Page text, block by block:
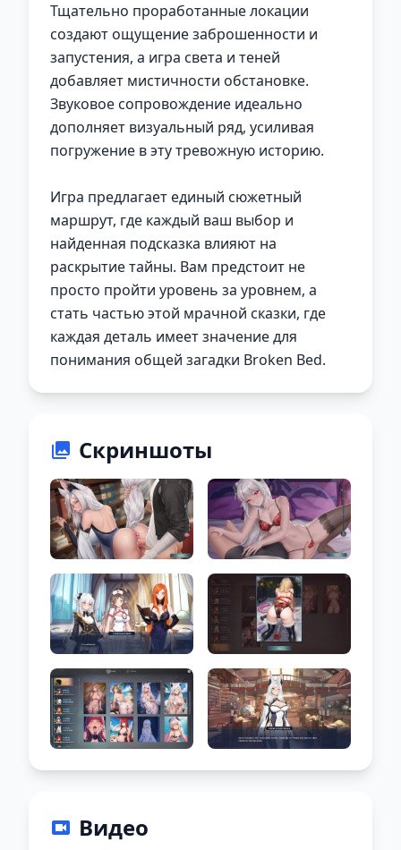
Тщательно проработанные локации
создают ощущение заброшенности и
запустения, а игра света и теней
добавляет мистичности обстановке.
Звуковое сопровождение идеально
дополняет визуальный ряд, усиливая
погружение в эту тревожную историю.
Игра предлагает единый сюжетный
маршрут, где каждый ваш выбор и
найденная подсказка влияют на
раскрытие тайны. Вам предстоит не
просто пройти уровень за уровнем, а
стать частью этой мрачной сказки, где
каждая деталь имеет значение для
понимания общей загадки Broken Bed.
Скриншоты
Видео